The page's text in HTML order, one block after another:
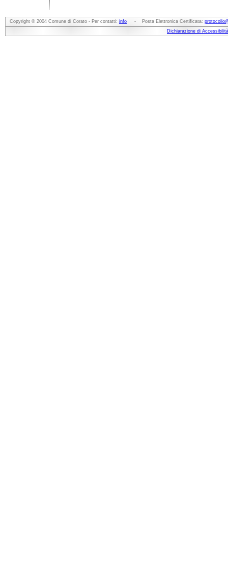
Copyright © 2004 Comune di Corato - Per contatti:info- Posta Elettronica Certificata:
Dichiarazione di Accessibilità